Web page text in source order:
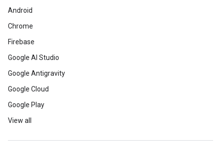
Android
Chrome
Firebase
Google AI Studio
Google Antigravity
Google Cloud
Google Play
View all